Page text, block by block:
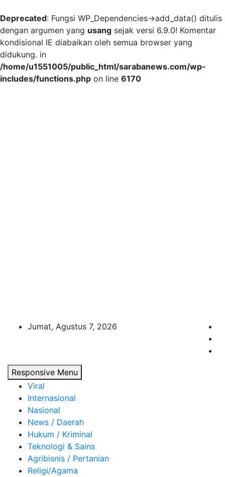
Deprecated: Fungsi WP_Dependencies->add_data() ditulis
dengan argumen yang usang sejak versi 6.9.0! Komentar
kondisional IE diabaikan oleh semua browser yang
didukung. in
/home/u1551005/public_html/sarabanews.com/wp-
includes/functions.php on line 6170
Jumat, Agustus 7, 2026
Responsive Menu
Viral
Internasional
Nasional
News / Daerah
Hukum / Kriminal
Teknologi & Sains
Agribisnis / Pertanian
Religi/Agama